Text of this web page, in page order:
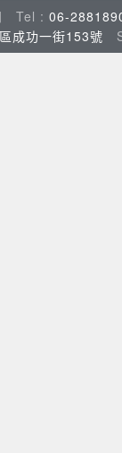
Tel : 06-
成功一街153號